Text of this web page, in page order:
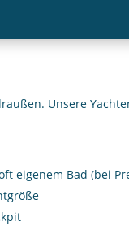
Unsere
eigenem Bad (bei